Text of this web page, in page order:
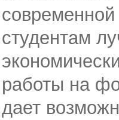
современной
студентам
работы на
дает